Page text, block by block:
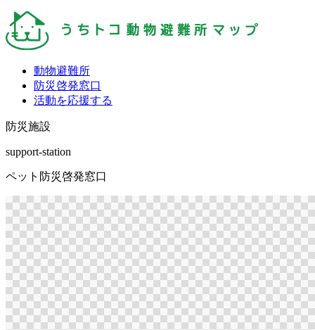
動物避難所
防災啓発窓口
活動を応援する
防災施設
support-station
ペット防災啓発窓口